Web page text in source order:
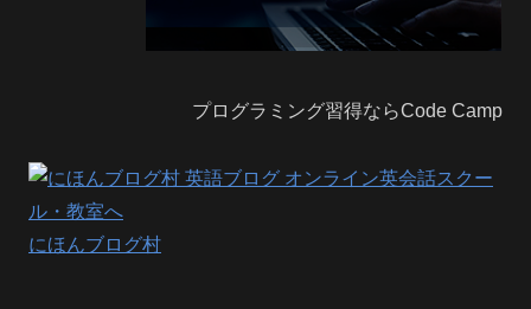
プログラミング習得ならCode Camp
にほんブログ村